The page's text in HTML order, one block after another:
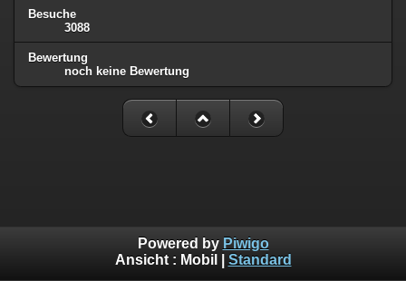
Besuche
3088
Bewertung
noch keine Bewertung
Powered by Piwigo
Ansicht : Mobil Standard